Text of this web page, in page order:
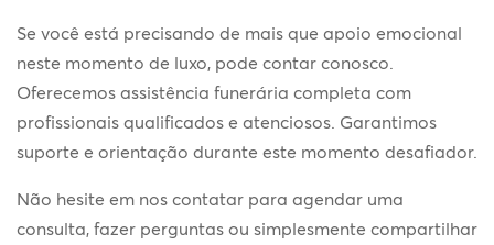
Se você está precisando de mais que apoio emocional
neste momento de luxo, pode contar conosco.
Oferecemos assistência funerária completa com
profissionais qualificados e atenciosos. Garantimos
suporte e orientação durante este momento desafiador.
Não hesite em nos contatar para agendar uma
consulta, fazer perguntas ou simplesmente compartilhar